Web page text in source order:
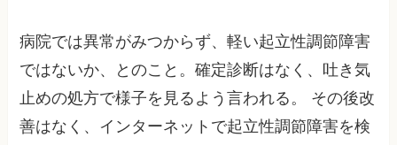
病院では異常がみつからず、軽い起立性調節障害
ではないか、とのこと。確定診断はなく、吐き気
止めの処方で様子を見るよう言われる。 その後改
善はなく、インターネットで起立性調節障害を検